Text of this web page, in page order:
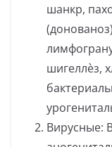
шанкр,
шигеллѐз,
Вирусные: